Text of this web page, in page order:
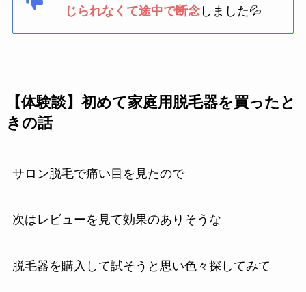
じられなくて途中で断念 しました💦
【体験談】初めて家庭用脱毛器を買ったと
きの話
サロン脱毛で痛い目を見たので
次はレビューを見て効果のありそうな
脱毛器を購入して試そうと思い色々探してみて